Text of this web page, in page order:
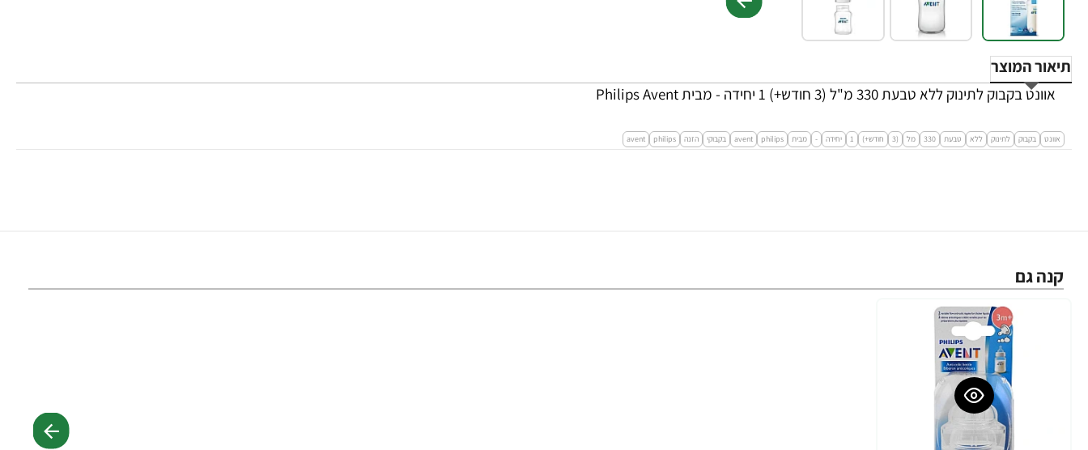
תיאור המוצר
אוונט בקבוק לתינוק ללא טבעת 330 מ"ל (3 חודש+) 1 יחידה - מבית Philips Avent
אוונט בקבוק לתינוק ללא טבעת 330 מל (3 חודש+) 1 יחידה - מבית philips
avent בקבוקי הזנה philips
avent
קנה גם